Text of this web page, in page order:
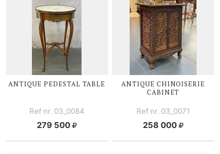
ANTIQUE PEDESTAL TABLE
Ref nr. 03_0084
279 500
ANTIQUE CHINOISERIE
CABINET
Ref nr. 03_0071
258 000